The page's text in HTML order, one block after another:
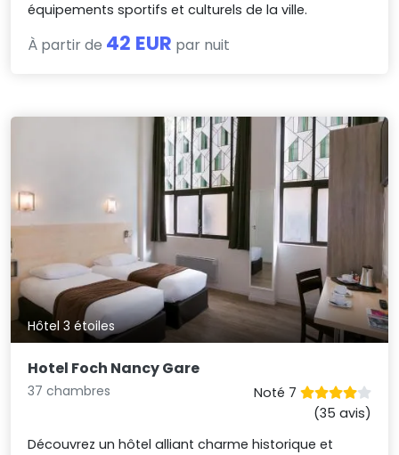
équipements sportifs et culturels de la ville.
À partir de 42 EUR par nuit
Hôtel 3 étoiles
Hotel Foch Nancy Gare
37 chambres
Noté 7
(35 avis)
Découvrez un hôtel alliant charme historique et